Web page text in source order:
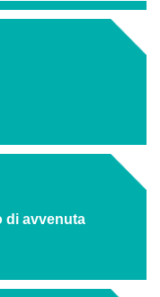
di avvenuta